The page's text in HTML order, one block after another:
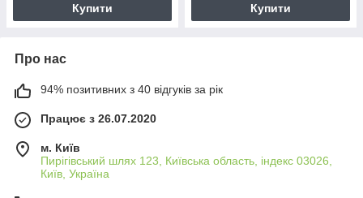
Купити Купити
Про нас
94% позитивних з 40 відгуків за рік
Працює з 26.07.2020
м. Київ
Пирігівський шлях 123, Київська область, індекс 03026,
Київ, Україна